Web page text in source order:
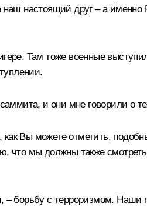
настоящий друг – а именно
Там тоже военные
и они мне говорили о
Вы можете отметить,
что мы должны также
борьбу с терроризмом. Наши